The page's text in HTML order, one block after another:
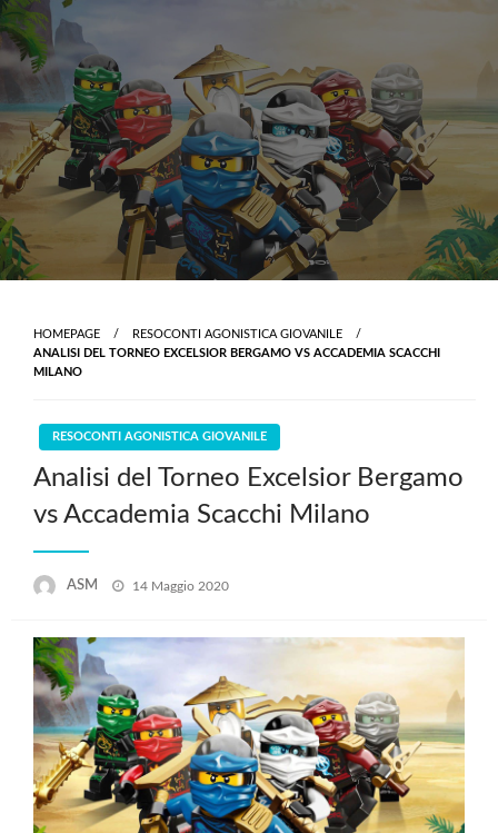
Skip
to
content
HOMEPAGE
RESOCONTI AGONISTICA GIOVANILE
ANALISI DEL TORNEO EXCELSIOR BERGAMO VS ACCADEMIA SCACCHI
MILANO
RESOCONTI AGONISTICA GIOVANILE
Analisi del Torneo Excelsior Bergamo
vs Accademia Scacchi Milano
ASM
Posted
14 Maggio 2020